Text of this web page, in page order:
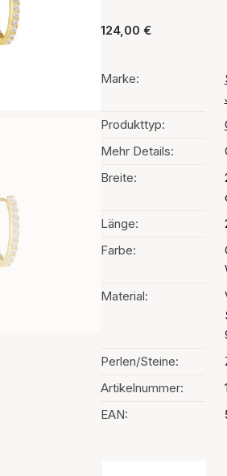
124,00 €
Marke:
Produkttyp:
Mehr Details:
Breite:
Länge:
Farbe:
Material:
Perlen/Steine:
Artikelnummer:
EAN: